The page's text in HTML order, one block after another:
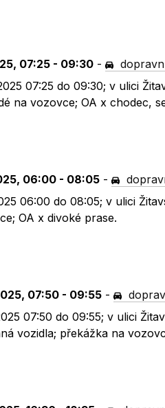
07:25 - 09:30 -
07:25 do 09:30; v ulici
na vozovce; OA x chodec,
06:00 - 08:05 -
06:00 do 08:05; v ulici
OA x divoké prase.
07:50 - 09:55 -
07:50 do 09:55; v ulici
vozidla; překážka na